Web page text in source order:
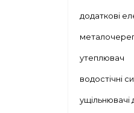
додаткові
утеплювач
водостічні
ущільнювачі